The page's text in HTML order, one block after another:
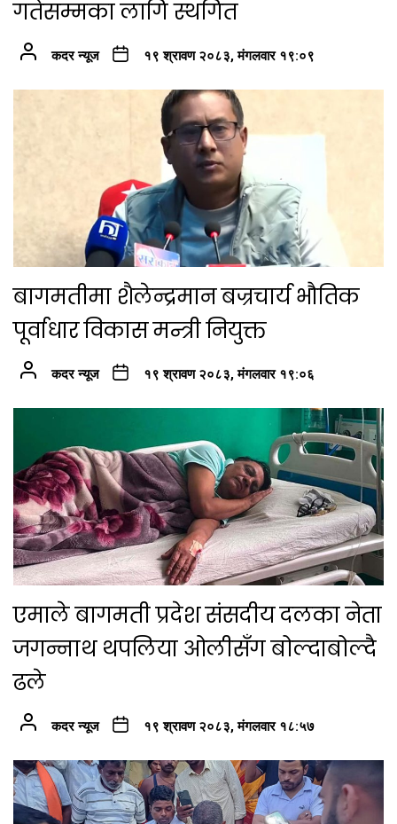
गतेसम्मका लागि स्थगित
कदर न्यूज १९ श्रावण २०८३, मंगलवार १९:०९
बागमतीमा शैलेन्द्रमान बज्रचार्य भौतिक
पूर्वाधार विकास मन्त्री नियुक्त
कदर न्यूज १९ श्रावण २०८३, मंगलवार १९:०६
एमाले बागमती प्रदेश संसदीय दलका नेता
जगन्नाथ थपलिया ओलीसँग बोल्दाबोल्दै
ढले
कदर न्यूज १९ श्रावण २०८३, मंगलवार १८:५७